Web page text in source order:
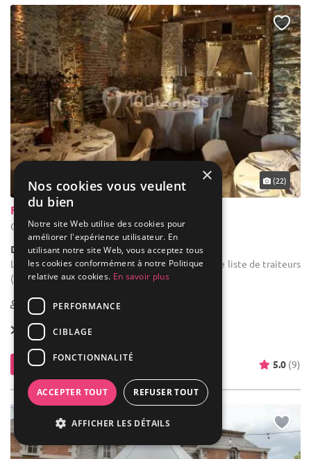
(22)
Ferme de Beaurieux
Court-Saint-Étienne - Brabant wallon (WBR)
Demeure de caractère / Corps de Ferme
Location de salle d'anniversaire : Choix parmi une liste de traiteurs
(budgets et styles variés).
40-350
Location dès850 €
Contacter 5.0 (9)
×
Nos cookies vous veulent
du bien
Notre site Web utilise des cookies pour
améliorer l'expérience utilisateur. En
utilisant notre site Web, vous acceptez tous
les cookies conformément à notre Politique
relative aux cookies. En savoir plus
PERFORMANCE
CIBLAGE
FONCTIONNALITÉ
ACCEPTER TOUT REFUSER TOUT
AFFICHER LES DÉTAILS